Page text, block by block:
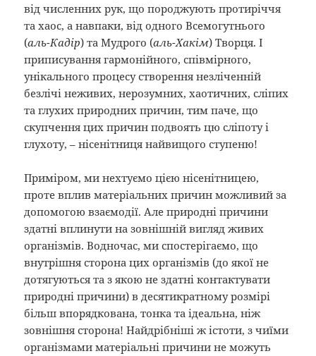
від численних рук, що породжують протиріччя
та хаос, а навпаки, від одного Всемогутнього
(аль-Кадір) та Мудрого (аль-Хакім) Творця. І
приписування гармонійного, співмірного,
унікального процесу створення незліченній
безлічі неживих, нерозумних, хаотичних, сліпих
та глухих природних причин, тим паче, що
скупчення цих причин подвоять цю сліпоту і
глухоту, – нісенітниця найвищого ступеню!
Приміром, ми нехтуємо цією нісенітницею,
проте вплив матеріальних причин можливий за
допомогою взаємодії. Але природні причини
здатні вплинути на зовнішній вигляд живих
організмів. Водночас, ми спостерігаємо, що
внутрішня сторона цих організмів (до якої не
дотягуються та з якою не здатні контактувати
природні причини) в десятикратному розмірі
більш впорядкована, тонка та ідеальна, ніж
зовнішня сторона! Найдрібніші ж істоти, з чиїми
організмами матеріальні причини не можуть